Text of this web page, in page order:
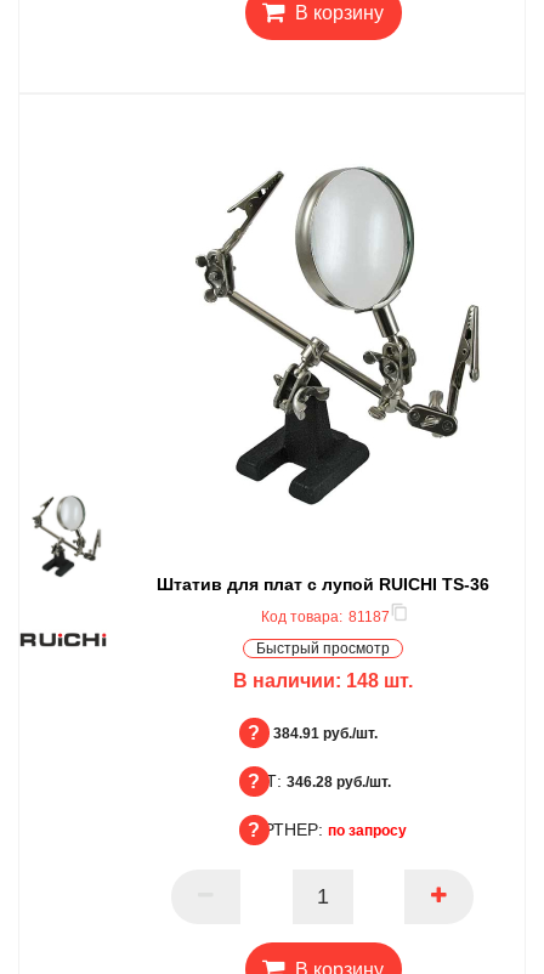
В корзину
Штатив для плат с лупой RUICHI TS-36
Код товара: 81187
Быстрый просмотр
В наличии: 148 шт.
БЦ: 384.91 руб./шт.
ОПТ: 346.28 руб./шт.
ПАРТНЕР: по запросу
В корзину